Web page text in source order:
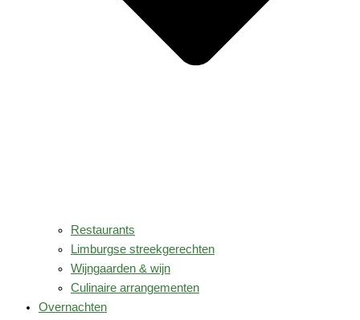
Restaurants
Limburgse streekgerechten
Wijngaarden & wijn
Culinaire arrangementen
Overnachten